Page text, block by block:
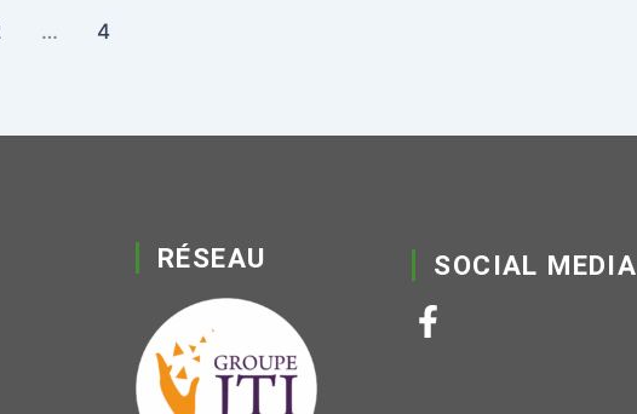
… 4
RÉSEAU SOCIAL MEDIA
F